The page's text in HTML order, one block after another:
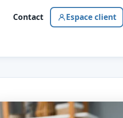
Contact Espace client